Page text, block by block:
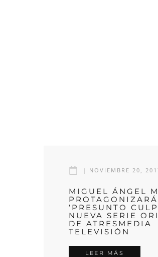
| NOVIEMBRE 20,
MIGUEL ÁNGEL
PROTAGONIZARÁ
‘PRESUNTO
NUEVA SERIE
DE ATRESMEDIA
TELEVISIÓN
LEER MÁS